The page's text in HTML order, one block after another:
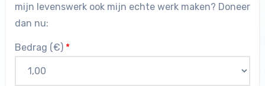
mijn levenswerk ook mijn echte werk maken? Doneer
dan nu:
Bedrag (€) *